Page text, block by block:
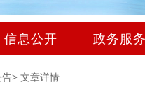
信息公开 政务服
> 文章详情